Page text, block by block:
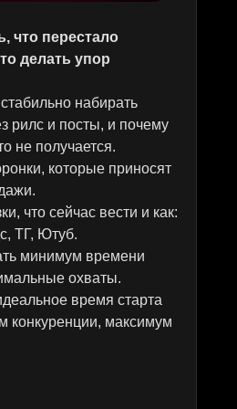
ПОДРОБНЕЕ
РОЗАЛИЯ
+1.600.000 ₽
фудблогер
ПОДРОБНЕЕ
ПОДРОБНЕЕ
АРТЕМ
+51.000
подписчиков
фитнес
ПОДРОБНЕЕ
что перестало
делать упор
набирать
рилс и посты, и почему
не получается.
которые приносят
что сейчас вести и как:
ТГ, Ютуб.
минимум времени
охваты.
время старта
конкуренции, максимум